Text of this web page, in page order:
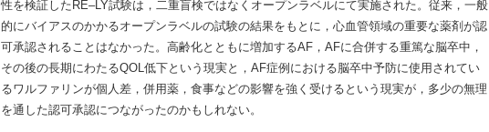
性を検証したRE–LY試験は，二重盲検ではなくオープンラベルにて実施された。従来，一般
的にバイアスのかかるオープンラベルの試験の結果をもとに，心血管領域の重要な薬剤が認
可承認されることはなかった。高齢化とともに増加するAF，AFに合併する重篤な脳卒中，
その後の長期にわたるQOL低下という現実と，AF症例における脳卒中予防に使用されてい
るワルファリンが個人差，併用薬，食事などの影響を強く受けるという現実が，多少の無理
を通した認可承認につながったのかもしれない。